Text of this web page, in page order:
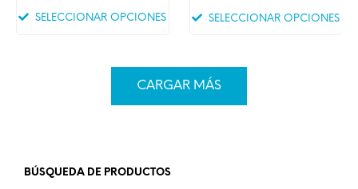
SELECCIONAR OPCIONES SELECCIONAR OPCIONES
CARGAR MÁS
BÚSQUEDA DE PRODUCTOS